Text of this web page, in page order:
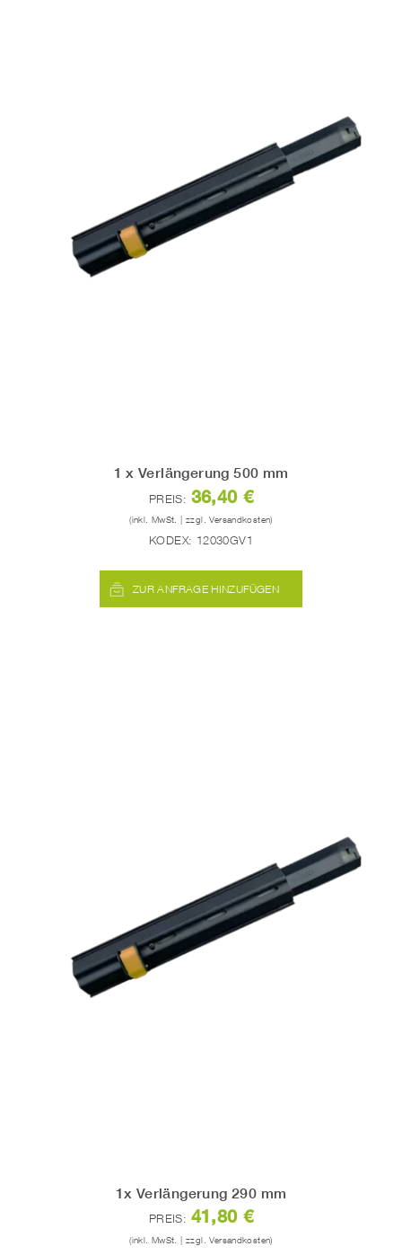
1 x Verlängerung 500 mm
PREIS: 36,40 €
(inkl. MwSt. | zzgl. Versandkosten)
KODEX: 12030GV1
ZUR ANFRAGE HINZUFÜGEN
1x Verlängerung 290 mm
PREIS: 41,80 €
(inkl. MwSt. | zzgl. Versandkosten)